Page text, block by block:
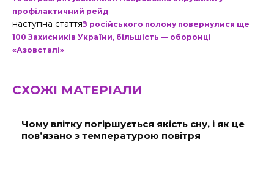
профілактичний рейд
наступна статтяЗ російського полону повернулися ще
100 Захисників України, більшість — оборонці
«Азовсталі»
СХОЖІ МАТЕРІАЛИ
Чому влітку погіршується якість сну, і як це
пов’язано з температурою повітря